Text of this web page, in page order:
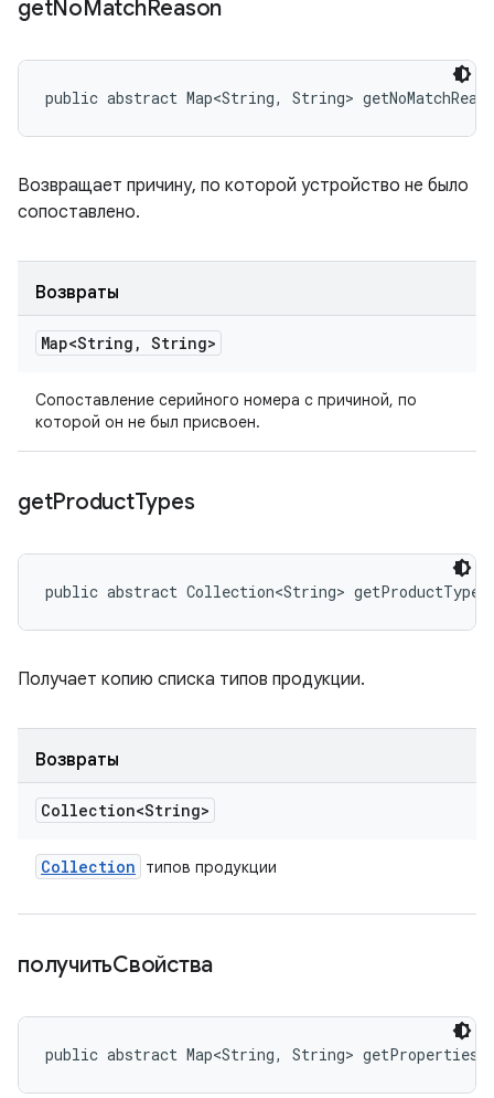
getNoMatchReason
public abstract Map<String, String>
Возвращает причину, по которой устройство не было
сопоставлено.
Возвраты
Map<String , String>
Сопоставление серийного номера с причиной, по
которой он не был присвоен.
getProductTypes
public abstract Collection<String>
Получает копию списка типов продукции.
Возвраты
Collection<String>
Collection типов продукции
получитьСвойства
public abstract Map<String, String> getProperties